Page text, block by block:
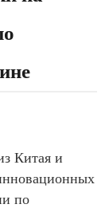
Китая и
по